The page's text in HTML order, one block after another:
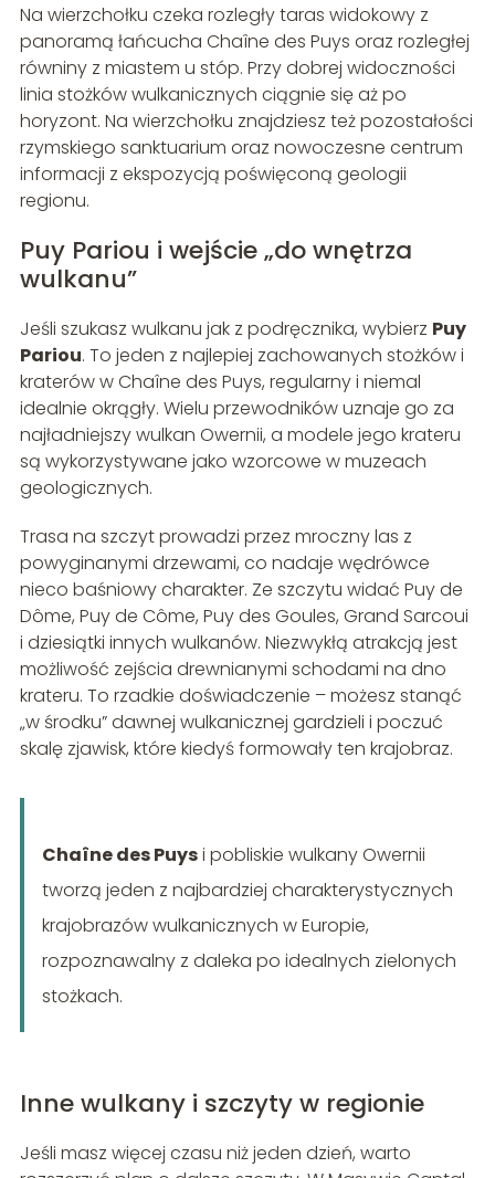
Na wierzchołku czeka rozległy taras widokowy z
panoramą łańcucha Chaîne des Puys oraz rozległej
równiny z miastem u stóp. Przy dobrej widoczności
linia stożków wulkanicznych ciągnie się aż po
horyzont. Na wierzchołku znajdziesz też pozostałości
rzymskiego sanktuarium oraz nowoczesne centrum
informacji z ekspozycją poświęconą geologii
regionu.
Puy Pariou i wejście „do wnętrza
wulkanu”
Jeśli szukasz wulkanu jak z podręcznika, wybierz Puy
Pariou. To jeden z najlepiej zachowanych stożków i
kraterów w Chaîne des Puys, regularny i niemal
idealnie okrągły. Wielu przewodników uznaje go za
najładniejszy wulkan Owernii, a modele jego krateru
są wykorzystywane jako wzorcowe w muzeach
geologicznych.
Trasa na szczyt prowadzi przez mroczny las z
powyginanymi drzewami, co nadaje wędrówce
nieco baśniowy charakter. Ze szczytu widać Puy de
Dôme, Puy de Côme, Puy des Goules, Grand Sarcoui
i dziesiątki innych wulkanów. Niezwykłą atrakcją jest
możliwość zejścia drewnianymi schodami na dno
krateru. To rzadkie doświadczenie – możesz stanąć
„w środku” dawnej wulkanicznej gardzieli i poczuć
skalę zjawisk, które kiedyś formowały ten krajobraz.
Chaîne des Puysi pobliskie wulkany Owernii
tworzą jeden z najbardziej charakterystycznych
krajobrazów wulkanicznych w Europie,
rozpoznawalny z daleka po idealnych zielonych
stożkach.
Inne wulkany i szczyty w regionie
Jeśli masz więcej czasu niż jeden dzień, warto